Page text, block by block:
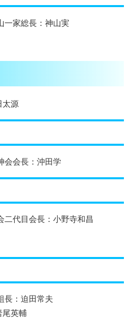
一家総長：神山実
太源
会会長：沖田学
二代目会長：小野寺和昌
長：迫田常夫
英輔